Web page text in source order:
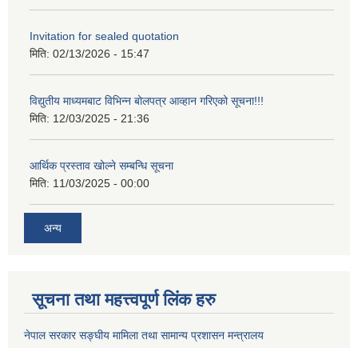
Invitation for sealed quotation
मिति: 02/13/2026 - 15:47
विद्युतीय माध्यमबाट विभिन्न बोलपत्र आव्हान गरिएको सूचना!!!
मिति: 12/03/2025 - 21:36
आर्थिक प्रस्ताव खोल्ने सम्बन्धि सूचना
मिति: 11/03/2025 - 00:00
अन्य
सूचना तथा महत्त्वपूर्ण लिंक हरु
नेपाल सरकार सङ्घीय मामिला तथा सामान्य प्रशासन मन्त्रालय